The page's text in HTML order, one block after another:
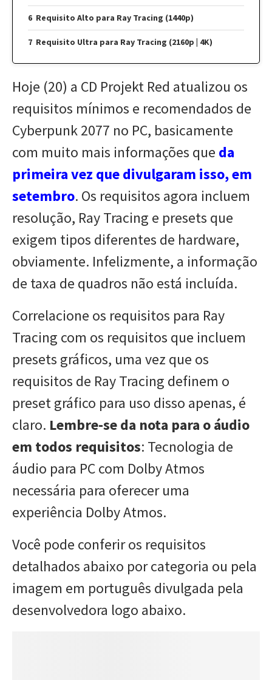
Requisito Alto para Ray Tracing (1440p)
Requisito Ultra para Ray Tracing (2160p | 4K)
Hoje (20) a CD Projekt Red atualizou os
requisitos mínimos e recomendados de
Cyberpunk 2077 no PC, basicamente
com muito mais informações que da
primeira vez que divulgaram isso, em
setembro. Os requisitos agora incluem
resolução, Ray Tracing e presets que
exigem tipos diferentes de hardware,
obviamente. Infelizmente, a informação
de taxa de quadros não está incluída.
Correlacione os requisitos para Ray
Tracing com os requisitos que incluem
presets gráficos, uma vez que os
requisitos de Ray Tracing definem o
preset gráfico para uso disso apenas, é
claro. Lembre-se da nota para o áudio
em todos requisitos: Tecnologia de
áudio para PC com Dolby Atmos
necessária para oferecer uma
experiência Dolby Atmos.
Você pode conferir os requisitos
detalhados abaixo por categoria ou pela
imagem em português divulgada pela
desenvolvedora logo abaixo.